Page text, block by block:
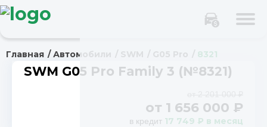
Главная Автомобили 8321
SWM G05 Pro Family 3 (№8321)
от 1 656 000 ₽
в кредит 17 749 ₽ в месяц